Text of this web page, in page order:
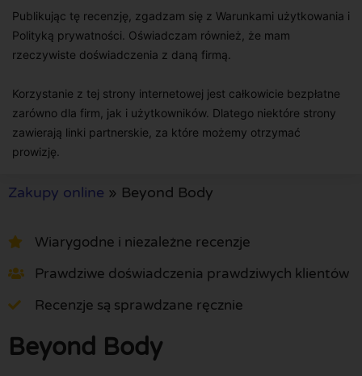
Publikując tę recenzję, zgadzam się z Warunkami użytkowania i
Polityką prywatności. Oświadczam również, że mam
rzeczywiste doświadczenia z daną firmą.
Korzystanie z tej strony internetowej jest całkowicie bezpłatne
zarówno dla firm, jak i użytkowników. Dlatego niektóre strony
zawierają linki partnerskie, za które możemy otrzymać
prowizję.
Zakupy online » Beyond Body
Wiarygodne i niezależne recenzje
Prawdziwe doświadczenia prawdziwych klientów
Recenzje są sprawdzane ręcznie
Beyond Body